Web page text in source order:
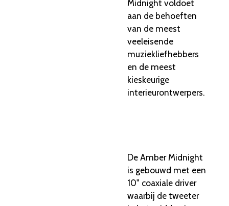
Midnight voldoet
aan de behoeften
van de meest
veeleisende
muziekliefhebbers
en de meest
kieskeurige
interieurontwerpers.
De Amber Midnight
is gebouwd met een
10" coaxiale driver
waarbij de tweeter